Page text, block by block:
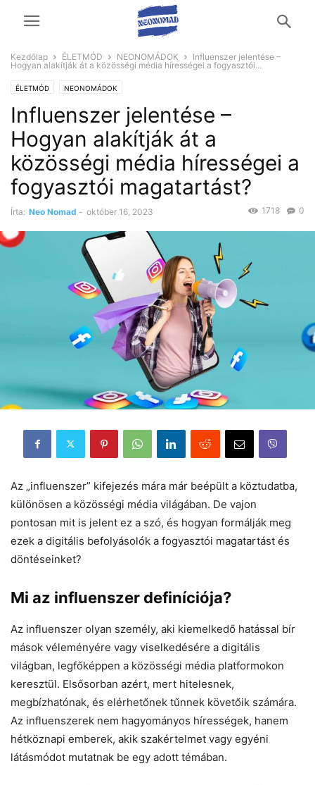
Kezdőlap ÉLETMÓD NEONOMÁDOK
Influenszer jelentése –
Hogyan alakítják át a közösségi média hírességei a fogyasztói...
ÉLETMÓD NEONOMÁDOK
Influenszer jelentése –
Hogyan alakítják át a
közösségi média hírességei a
fogyasztói magatartást?
Írta: Neo Nomad - október 16, 2023 0
1718
Az „influenszer” kifejezés mára már beépült a köztudatba,
különösen a közösségi média világában. De vajon
pontosan mit is jelent ez a szó, és hogyan formálják meg
ezek a digitális befolyásolók a fogyasztói magatartást és
döntéseinket?
Mi az influenszer definíciója?
Az influenszer olyan személy, aki kiemelkedő hatással bír
mások véleményére vagy viselkedésére a digitális
világban, legfőképpen a közösségi média platformokon
keresztül. Elsősorban azért, mert hitelesnek,
megbízhatónak, és elérhetőnek tűnnek követőik számára.
Az influenszerek nem hagyományos hírességek, hanem
hétköznapi emberek, akik szakértelmet vagy egyéni
látásmódot mutatnak be egy adott témában.